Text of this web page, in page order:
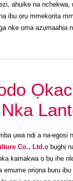
ahụike na nchekwa,
ibu ọrụ mmekọrịta
nke ọma azụmaahịa
ụwa ndị a na-egosi
Co., Ltd.ọ bụghị
kamakwa ọ bụ ihe
emume oriọna buru